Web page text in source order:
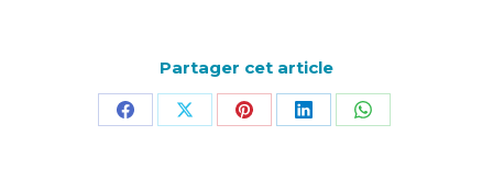
Partager cet article
PartagerPartagerPartagerPartagerPartager